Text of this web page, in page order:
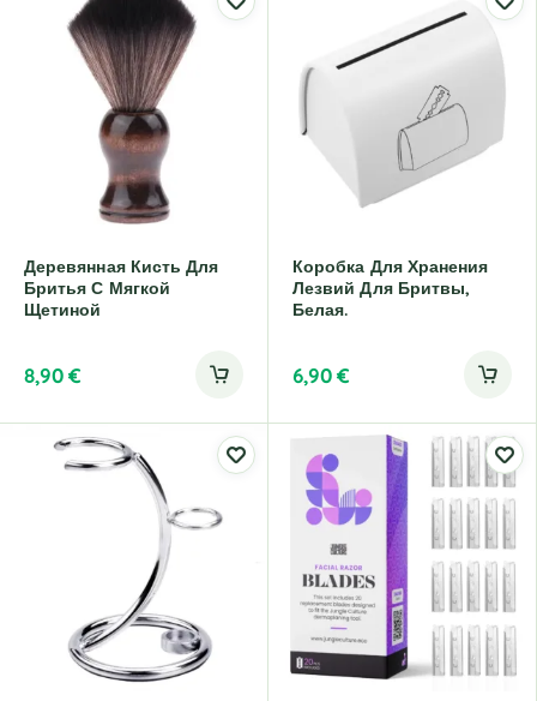
Деревянная Кисть Для
Бритья С Мягкой
Щетиной
8,90€
Коробка Для Хранения
Лезвий Для Бритвы,
Белая.
6,90€